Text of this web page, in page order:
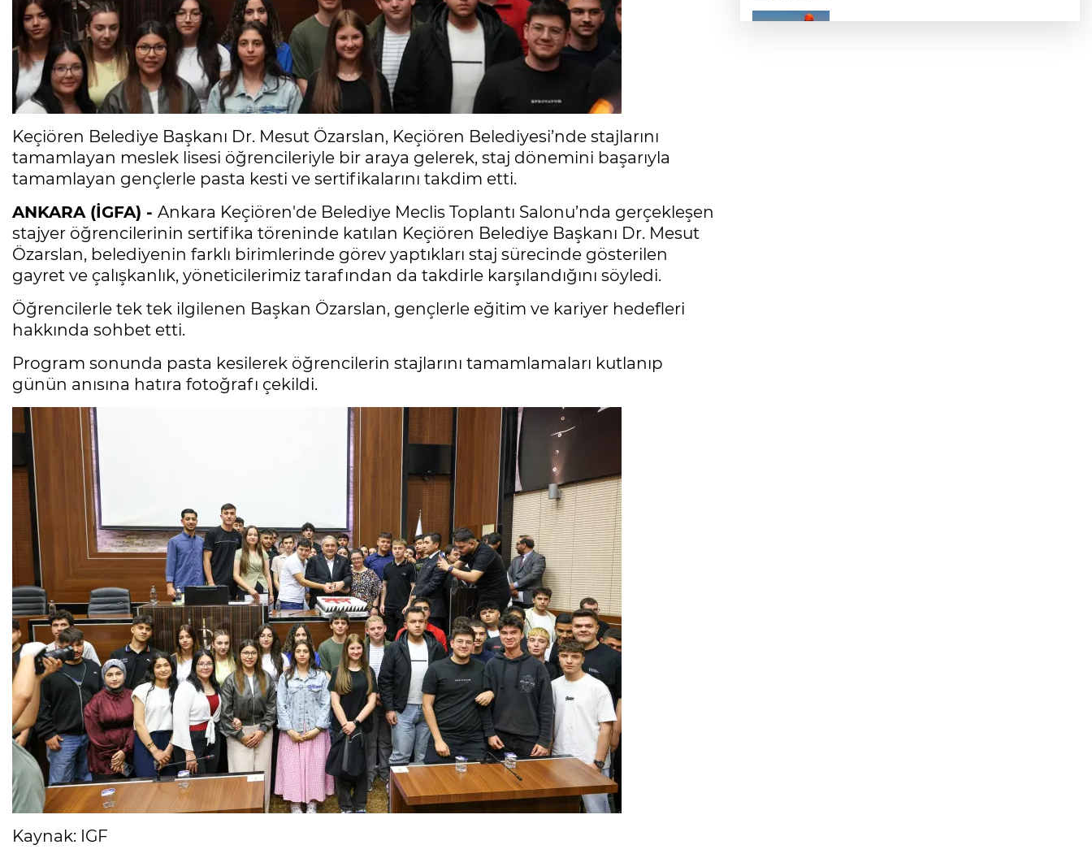
Keçiören Belediye Başkanı Dr. Mesut Özarslan, Keçiören Belediyesi’nde stajlarını
tamamlayan meslek lisesi öğrencileriyle bir araya gelerek, staj dönemini başarıyla
tamamlayan gençlerle pasta kesti ve sertifikalarını takdim etti.
ANKARA (İGFA) - Ankara Keçiören'de Belediye Meclis Toplantı Salonu’nda gerçekleşen
stajyer öğrencilerinin sertifika töreninde katılan Keçiören Belediye Başkanı Dr. Mesut
Özarslan, belediyenin farklı birimlerinde görev yaptıkları staj sürecinde gösterilen
gayret ve çalışkanlık, yöneticilerimiz tarafından da takdirle karşılandığını söyledi.
Öğrencilerle tek tek ilgilenen Başkan Özarslan, gençlerle eğitim ve kariyer hedefleri
hakkında sohbet etti.
Program sonunda pasta kesilerek öğrencilerin stajlarını tamamlamaları kutlanıp
günün anısına hatıra fotoğrafı çekildi.
Kaynak: IGF